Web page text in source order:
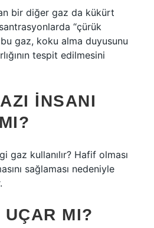
bir diğer gaz da kükürt
“çürük
gaz, koku alma duyusunu
tespit edilmesini
INSANI
gaz kullanılır? Hafif olması
sağlaması nedeniyle
MI?